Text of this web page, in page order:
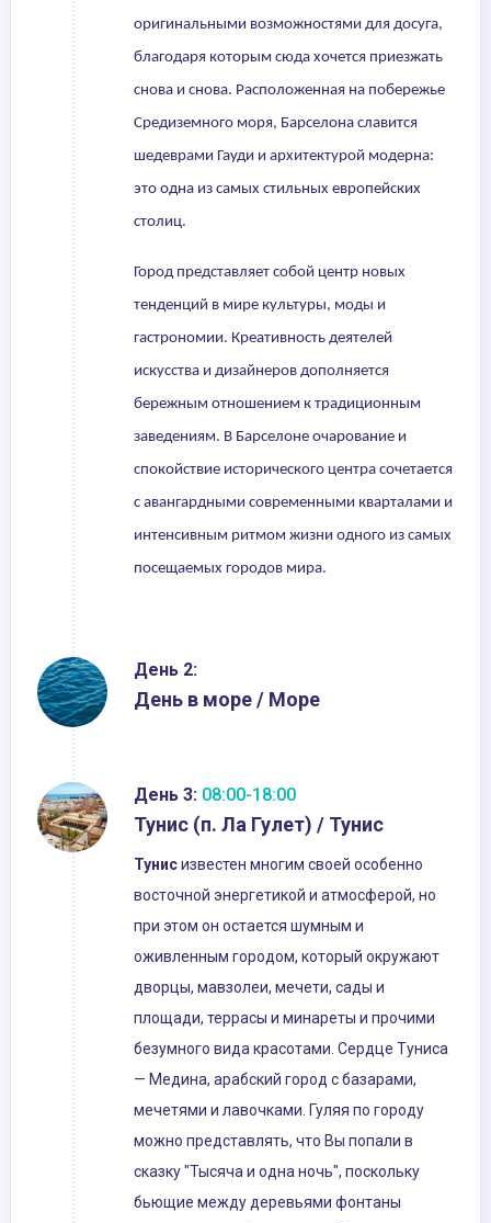
оригинальными возможностями для досуга,
благодаря которым сюда хочется приезжать
снова и снова. Расположенная на побережье
Средиземного моря, Барселона славится
шедеврами Гауди и архитектурой модерна:
это одна из самых стильных европейских
столиц.
Город представляет собой центр новых
тенденций в мире культуры, моды и
гастрономии. Креативность деятелей
искусства и дизайнеров дополняется
бережным отношением к традиционным
заведениям. В Барселоне очарование и
спокойствие исторического центра сочетается
с авангардными современными кварталами и
интенсивным ритмом жизни одного из самых
посещаемых городов мира.
День 2:
День в море / Море
День 3: 08:00-18:00
Тунис (п. Ла Гулет) / Тунис
Тунисизвестен многим своей особенно
восточной энергетикой и атмосферой, но
при этом он остается шумным и
оживленным городом, который окружают
дворцы, мавзолеи, мечети, сады и
площади, террасы и минареты и прочими
безумного вида красотами. Сердце Туниса
— Медина, арабский город с базарами,
мечетями и лавочками. Гуляя по городу
можно представлять, что Вы попали в
сказку "Тысяча и одна ночь", поскольку
бьющие между деревьями фонтаны